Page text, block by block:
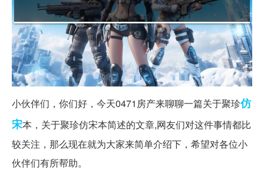
小伙伴们，你们好，今天0471房产来聊聊一篇关于聚珍仿
宋本，关于聚珍仿宋本简述的文章,网友们对这件事情都比
较关注，那么现在就为大家来简单介绍下，希望对各位小
伙伴们有所帮助。